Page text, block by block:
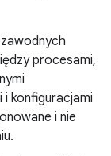
procesami,
konfiguracjami
i nie